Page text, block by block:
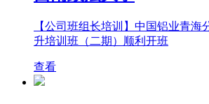
【公司班组长培训】中国铝业青海
升培训班（二期）顺利开班
查看